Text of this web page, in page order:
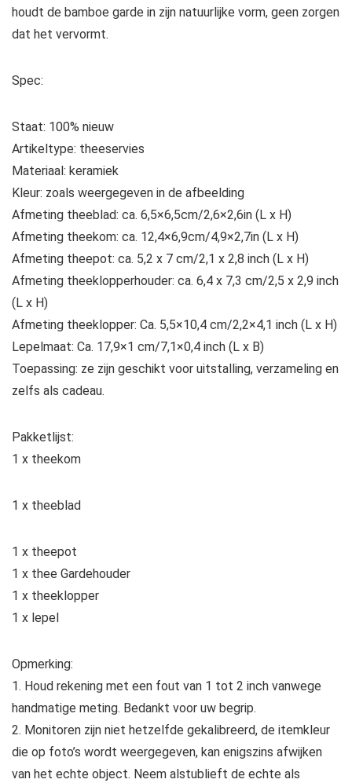
houdt de bamboe garde in zijn natuurlijke vorm, geen zorgen
dat het vervormt.
Spec:
Staat: 100% nieuw
Artikeltype: theeservies
Materiaal: keramiek
Kleur: zoals weergegeven in de afbeelding
Afmeting theeblad: ca. 6,5×6,5cm/2,6×2,6in (L x H)
Afmeting theekom: ca. 12,4×6,9cm/4,9×2,7in (L x H)
Afmeting theepot: ca. 5,2 x 7 cm/2,1 x 2,8 inch (L x H)
Afmeting theeklopperhouder: ca. 6,4 x 7,3 cm/2,5 x 2,9 inch
(L x H)
Afmeting theeklopper: Ca. 5,5×10,4 cm/2,2×4,1 inch (L x H)
Lepelmaat: Ca. 17,9×1 cm/7,1×0,4 inch (L x B)
Toepassing: ze zijn geschikt voor uitstalling, verzameling en
zelfs als cadeau.
Pakketlijst:
1 x theekom
1 x theeblad
1 x theepot
1 x thee Gardehouder
1 x theeklopper
1 x lepel
Opmerking:
1. Houd rekening met een fout van 1 tot 2 inch vanwege
handmatige meting. Bedankt voor uw begrip.
2. Monitoren zijn niet hetzelfde gekalibreerd, de itemkleur
die op foto’s wordt weergegeven, kan enigszins afwijken
van het echte object. Neem alstublieft de echte als